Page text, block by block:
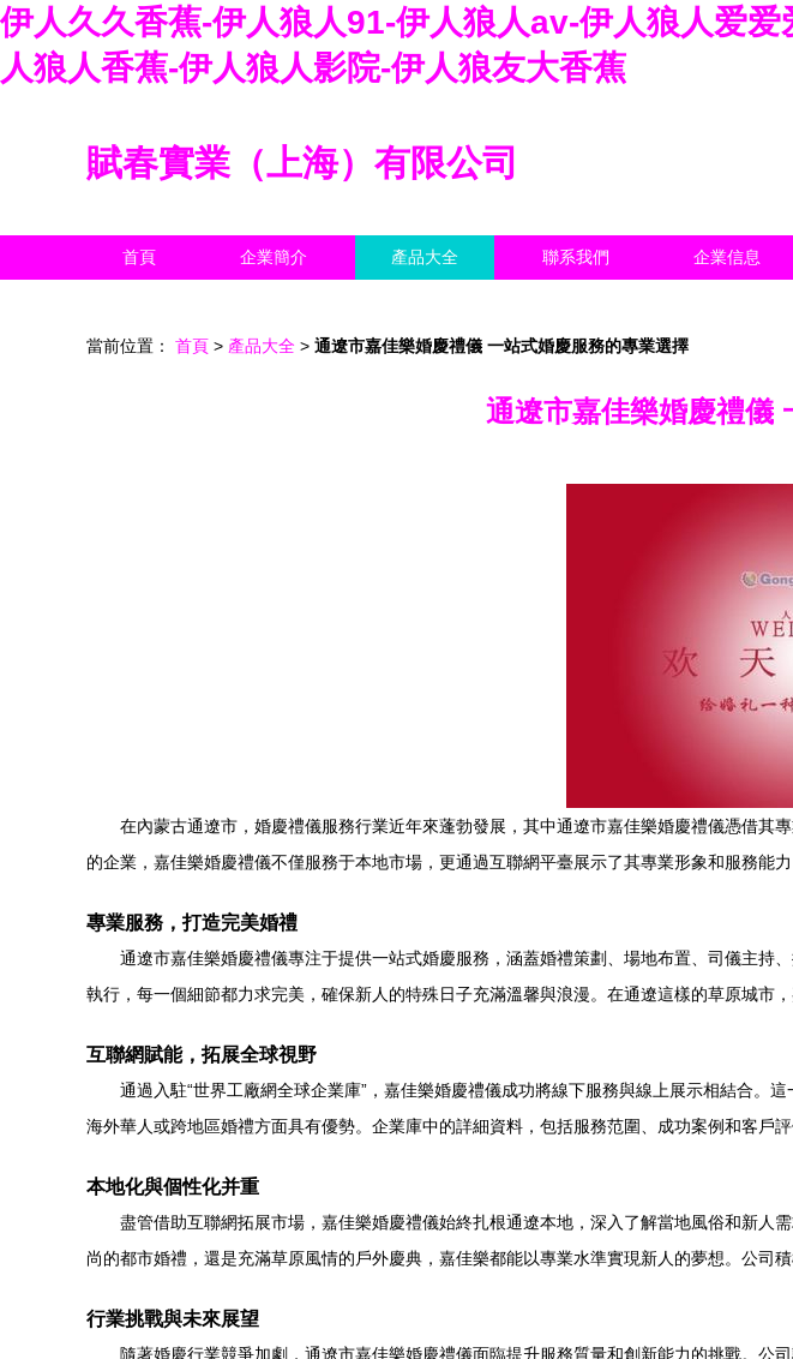
伊人久久香蕉-伊人狼人91-伊人狼人av-伊人狼人爱
人狼人香蕉-伊人狼人影院-伊人狼友大香蕉
賦春實業（上海）有限公司
首頁 企業簡介 產品大全 聯系我們 企業信息
當前位置： 首頁 > 產品大全 > 通遼市嘉佳樂婚慶禮儀 一站式婚慶服務的專業選擇
通遼市嘉佳樂婚慶禮儀
在內蒙古通遼市，婚慶禮儀服務行業近年來蓬勃發展，其中通遼市嘉佳樂婚慶禮儀憑借其
的企業，嘉佳樂婚慶禮儀不僅服務于本地市場，更通過互聯網平臺展示了其專業形象和服務能力
專業服務，打造完美婚禮
通遼市嘉佳樂婚慶禮儀專注于提供一站式婚慶服務，涵蓋婚禮策劃、場地布置、司儀主
執行，每一個細節都力求完美，確保新人的特殊日子充滿溫馨與浪漫。在通遼這樣的草原城市
互聯網賦能，拓展全球視野
通過入駐“世界工廠網全球企業庫”，嘉佳樂婚慶禮儀成功將線下服務與線上展示相結合。
海外華人或跨地區婚禮方面具有優勢。企業庫中的詳細資料，包括服務范圍、成功案例和客戶
本地化與個性化并重
盡管借助互聯網拓展市場，嘉佳樂婚慶禮儀始終扎根通遼本地，深入了解當地風俗和新
尚的都市婚禮，還是充滿草原風情的戶外慶典，嘉佳樂都能以專業水準實現新人的夢想。公司
行業挑戰與未來展望
隨著婚慶行業競爭加劇，通遼市嘉佳樂婚慶禮儀面臨提升服務質量和創新能力的挑戰。公